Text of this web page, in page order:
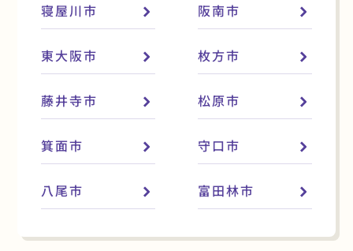
寝屋川市 阪南市
東大阪市 枚方市
藤井寺市 松原市
箕面市 守口市
八尾市 富田林市